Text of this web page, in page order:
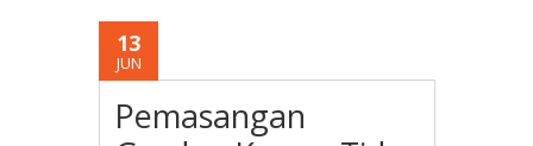
13
JUN
Pemasangan